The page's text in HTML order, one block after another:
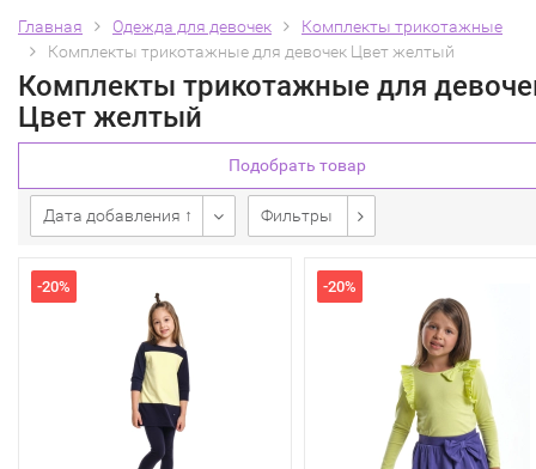
Главная Одежда для девочек
Комплекты трикотажные
Комплекты трикотажные для девочек Цвет желтый
Комплекты трикотажные для
Цвет желтый
Подобрать товар
Дата добавления ↑ Фильтры
-20% -20%